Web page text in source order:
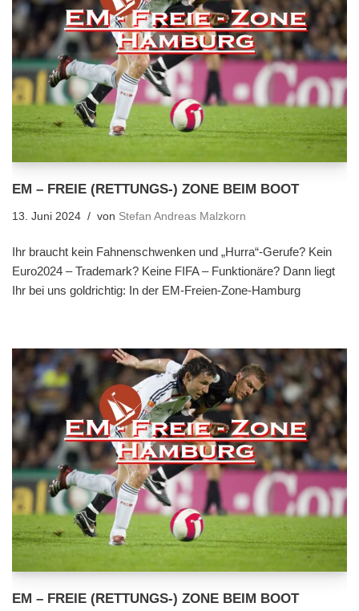
EM – FREIE (RETTUNGS-) ZONE BEIM BOOT
13. Juni 2024 von Stefan Andreas Malzkorn
Ihr braucht kein Fahnenschwenken und „Hurra“-Gerufe? Kein
Euro2024 – Trademark? Keine FIFA – Funktionäre? Dann liegt
Ihr bei uns goldrichtig: In der EM-Freien-Zone-Hamburg
EM – FREIE (RETTUNGS-) ZONE BEIM BOOT